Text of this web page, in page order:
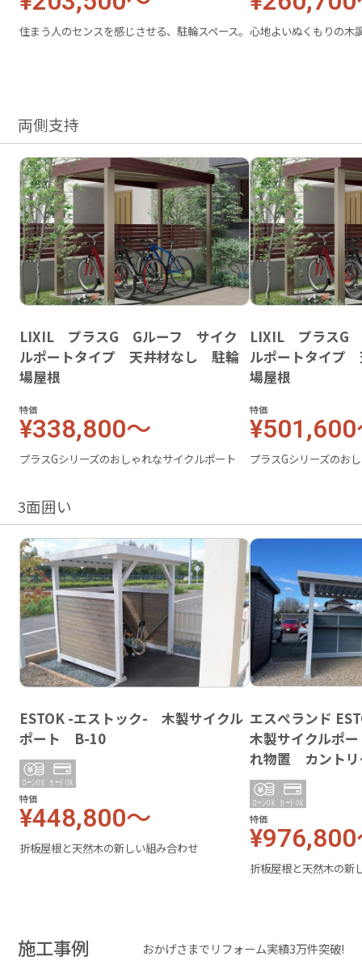
住まう人のセンスを感じさせる、駐輪スペース。 心地よいぬくもりの木
両側支持
LIXIL プラスG Gルーフ サイク
ルポートタイプ 天井材なし 駐輪
場屋根
特価
¥338,800～
プラスGシリーズのおしゃれなサイクルポート
LIXIL プラスG
ルポートタイプ
場屋根
特価
プラスGシリーズのお
3面囲い
ESTOK -エストック- 木製サイクル
ポート B-10
特価
¥448,800～
折板屋根と天然木の新しい組み合わせ
エスぺランド
木製サイクルポ
れ物置 カントリ
特価
折板屋根と天然木の新
施工事例 おかげさまでリフォーム実績3万件突破!